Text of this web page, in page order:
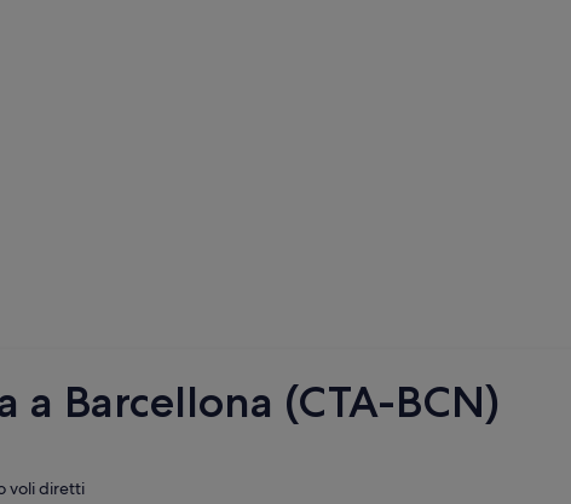
a Barcellona (CTA-BCN)
voli diretti